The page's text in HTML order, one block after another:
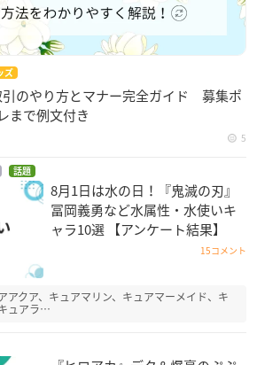
ズ
のやり方とマナー完全ガイド 募集ポ
まで例文付き
5
話題
8月1日は水の日！『鬼滅の刃』
冨岡義勇など水属性・水使いキ
ャラ10選 【アンケート結果】
15コメント
アクア、キュアマリン、キュアマーメイド、キ
ュアラ…